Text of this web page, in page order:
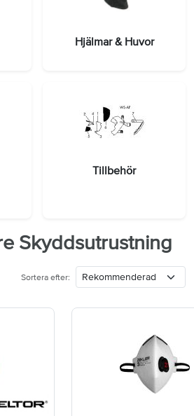
Hjälmar & Huvor
Tillbehör
Skyddsutrustning
Sortera efter: